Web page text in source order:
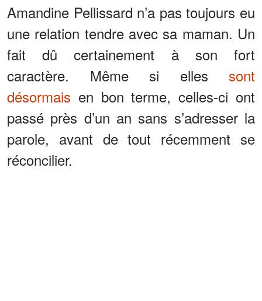
Amandine Pellissard n’a pas toujours eu
une relation tendre avec sa maman. Un
fait dû certainement à son fort
caractère. Même si elles sont
désormais en bon terme, celles-ci ont
passé près d’un an sans s’adresser la
parole, avant de tout récemment se
réconcilier.